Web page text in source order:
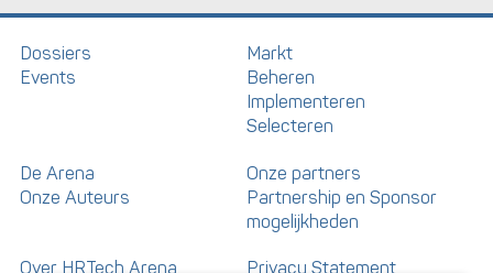
Dossiers
Events
Markt
Beheren
Implementeren
Selecteren
De Arena
Onze Auteurs
Onze partners
Partnership en Sponsor
mogelijkheden